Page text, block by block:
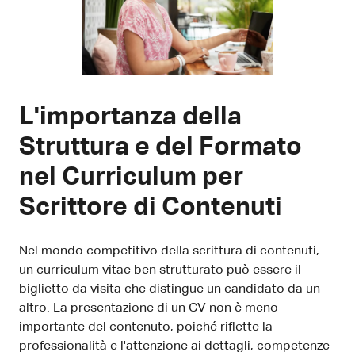
L'importanza della
Struttura e del Formato
nel Curriculum per
Scrittore di Contenuti
Nel mondo competitivo della scrittura di contenuti,
un curriculum vitae ben strutturato può essere il
biglietto da visita che distingue un candidato da un
altro. La presentazione di un CV non è meno
importante del contenuto, poiché riflette la
professionalità e l'attenzione ai dettagli, competenze